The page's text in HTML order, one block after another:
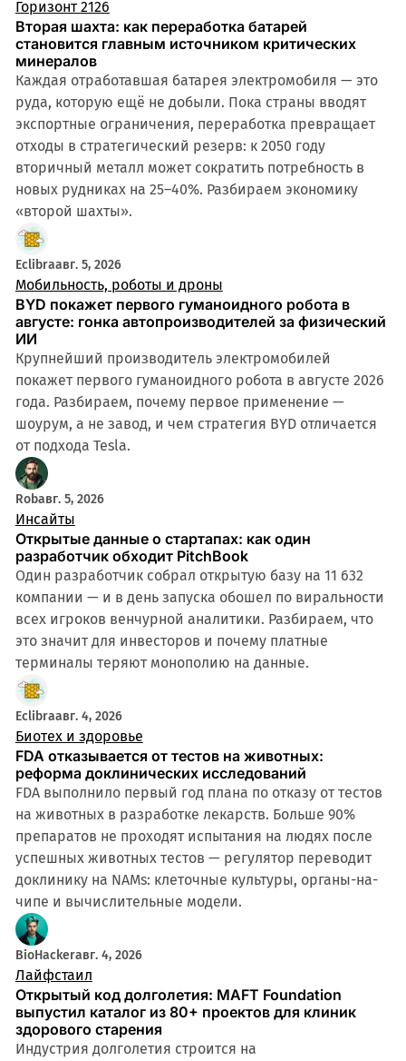
Горизонт 2126
Вторая шахта: как переработка батарей
становится главным источником критических
минералов
Каждая отработавшая батарея электромобиля — это
руда, которую ещё не добыли. Пока страны вводят
экспортные ограничения, переработка превращает
отходы в стратегический резерв: к 2050 году
вторичный металл может сократить потребность в
новых рудниках на 25–40%. Разбираем экономику
«второй шахты».
Eclibraавг. 5, 2026
Мобильность, роботы и дроны
BYD покажет первого гуманоидного робота в
августе: гонка автопроизводителей за физический
ИИ
Крупнейший производитель электромобилей
покажет первого гуманоидного робота в августе 2026
года. Разбираем, почему первое применение —
шоурум, а не завод, и чем стратегия BYD отличается
от подхода Tesla.
Robавг. 5, 2026
Инсайты
Открытые данные о стартапах: как один
разработчик обходит PitchBook
Один разработчик собрал открытую базу на 11 632
компании — и в день запуска обошел по виральности
всех игроков венчурной аналитики. Разбираем, что
это значит для инвесторов и почему платные
терминалы теряют монополию на данные.
Eclibraавг. 4, 2026
Биотех и здоровье
FDA отказывается от тестов на животных:
реформа доклинических исследований
FDA выполнило первый год плана по отказу от тестов
на животных в разработке лекарств. Больше 90%
препаратов не проходят испытания на людях после
успешных животных тестов — регулятор переводит
доклинику на NAMs: клеточные культуры, органы-на-
чипе и вычислительные модели.
BioHackerавг. 4, 2026
Лайфстаил
Открытый код долголетия: MAFT Foundation
выпустил каталог из 80+ проектов для клиник
здорового старения
Индустрия долголетия строится на